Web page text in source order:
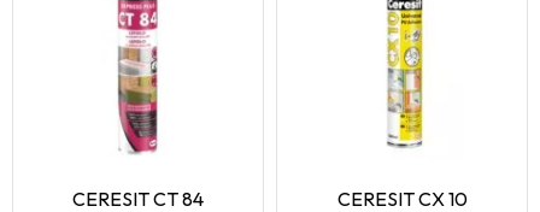
CERESIT CT 84
CERESIT CX 10